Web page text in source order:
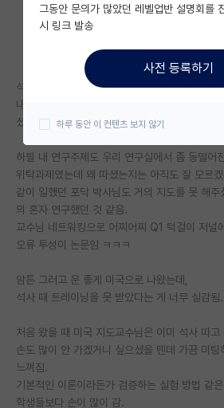
미국 유학 게시판
미국 대학원 합격 후기 게시판
대학원생 모집 게시판
연구실(PI) 홍보 게시판
석박사 채용 정보 게시판
임용 정보 게시판
학부 인턴 게시판
취업 게시판
임용 후기 게시판
PI 전용 게시판
인문사회 계열 게시판
특수/전문대학원 게시판
석사 지도교수님이 우리 분야 국내에서 손꼽는
내가 석사과정 할 때 많이 아프셨음. 거의 1년
셨던 것 같음.
하필 내 연구주제도 우리 연구실에서 좀 동떨어
위탁과제였는데 왜 따셨는지는 아직도 잘 모르
같이 일했던 포닥 박사님도 거의 지도를 못 해주
의 혼자 연구했던 것 같음.
교수님 네트워킹으로 어찌어찌 Q1 턱걸이 저널
오류 투성이 논문임 ㅋㅋㅋ
암튼 그러고 운 좋게 미국으로 나왔는데,
석사 때 트레이닝을 못 받았다는 게 너무 실감됨.
처음 왔을 때 미국 지도교수님은 이미 석사 따고
손도 많이 안 가겠거니 싶으셨을 텐데 가끔 미팅
느껴짐.
기본적인 이론이라든가 검증하는 실험 방법 같
학생들보다 손이 많이 감.
그동안 문의가 많았던 레벨업반 설명회를
시 링크 발송
사전 등록하기
하루 동안 이 컨텐츠 보지 않기